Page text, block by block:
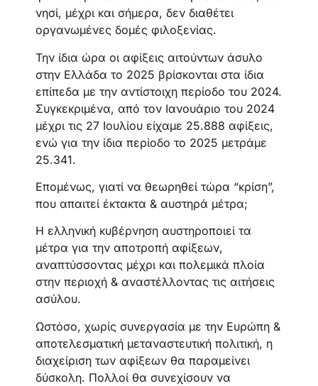
νησί, μέχρι και σήμερα, δεν διαθέτει
οργανωμένες δομές φιλοξενίας.
Την ίδια ώρα οι αφίξεις αιτούντων άσυλο
στην Ελλάδα το 2025 βρίσκονται στα ίδια
επίπεδα με την αντίστοιχη περίοδο του 2024.
Συγκεκριμένα, από τον Ιανουάριο του 2024
μέχρι τις 27 Ιουλίου είχαμε 25.888 αφίξεις,
ενώ για την ίδια περίοδο το 2025 μετράμε
25.341.
Επομένως, γιατί να θεωρηθεί τώρα “κρίση”,
που απαιτεί έκτακτα & αυστηρά μέτρα;
Η ελληνική κυβέρνηση αυστηροποιεί τα
μέτρα για την αποτροπή αφίξεων,
αναπτύσσοντας μέχρι και πολεμικά πλοία
στην περιοχή & αναστέλλοντας τις αιτήσεις
ασύλου.
Ωστόσο, χωρίς συνεργασία με την Ευρώπη &
αποτελεσματική μεταναστευτική πολιτική, η
διαχείριση των αφίξεων θα παραμείνει
δύσκολη. Πολλοί θα συνεχίσουν να